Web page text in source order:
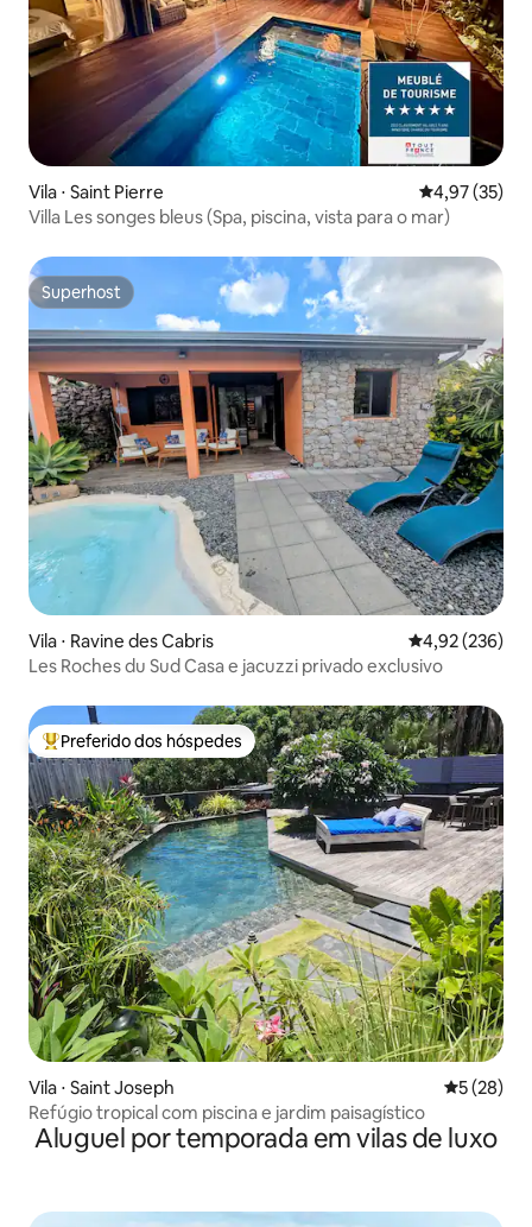
Vila ⋅ Saint Pierre 4,97 de uma
4,97 (35)
Villa Les songes bleus (Spa, piscina, vista para o mar)
Superhost
Superhost
Vila ⋅ Ravine des Cabris 4,92 de uma
4,92 (236)
Les Roches du Sud Casa e jacuzzi privado exclusivo
Entre os melhores preferidos dos hóspedes
Preferido dos hóspedes
Vila ⋅ Saint Joseph 5 de uma
5 (28)
Refúgio tropical com piscina e jardim paisagístico
Aluguel por temporada em vilas de luxo